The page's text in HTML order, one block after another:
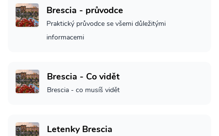
Brescia - průvodce
Praktický průvodce se všemi důležitými
informacemi
Brescia - Co vidět
Brescia - co musíš vidět
Letenky Brescia